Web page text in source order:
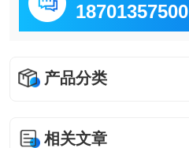
18701357500
产品分类
相关文章